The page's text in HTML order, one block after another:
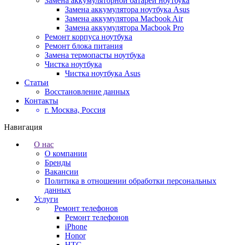
Замена аккумулятора ноутбука Asus
Замена аккумулятора Macbook Air
Замена аккумулятора Macbook Pro
Ремонт корпуса ноутбука
Ремонт блока питания
Замена термопасты ноутбука
Чистка ноутбука
Чистка ноутбука Asus
Статьи
Восстановление данных
Контакты
г. Москва, Россия
Навигация
О нас
О компании
Бренды
Вакансии
Политика в отношении обработки персональных
данных
Услуги
Ремонт телефонов
Ремонт телефонов
iPhone
Honor